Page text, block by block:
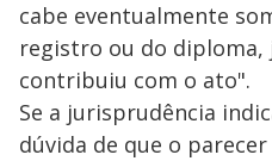
cabe eventualmente
registro ou do diploma,
contribuiu com o ato".
Se a jurisprudência
dúvida de que o